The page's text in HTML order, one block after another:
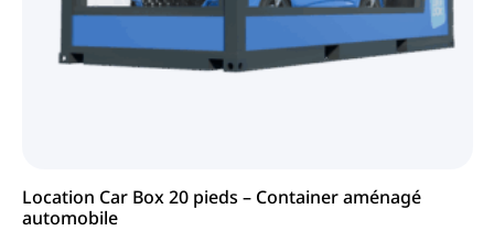
Location Car Box 20 pieds – Container aménagé
automobile